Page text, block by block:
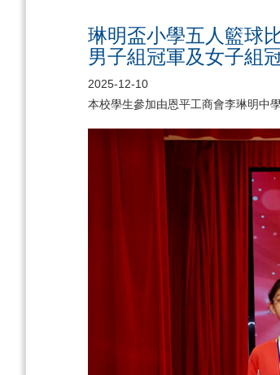
琳明盃小學五人籃球
男子組冠軍及女子組
2025-12-10
本校學生參加由恩平工商會李琳明中